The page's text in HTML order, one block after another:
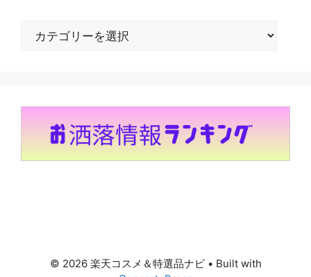
© 2026 楽天コスメ＆特選品ナビ• Built with